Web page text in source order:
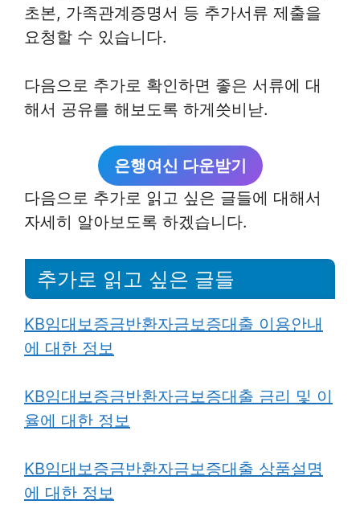
초본, 가족관계증명서 등 추가서류 제출을
요청할 수 있습니다.
다음으로 추가로 확인하면 좋은 서류에 대
해서 공유를 해보도록 하게씃비낟.
은행여신 다운받기
다음으로 추가로 읽고 싶은 글들에 대해서
자세히 알아보도록 하겠습니다.
추가로 읽고 싶은 글들
KB임대보증금반환자금보증대출 이용안내
에 대한 정보
KB임대보증금반환자금보증대출 금리 및 이
율에 대한 정보
KB임대보증금반환자금보증대출 상품설명
에 대한 정보